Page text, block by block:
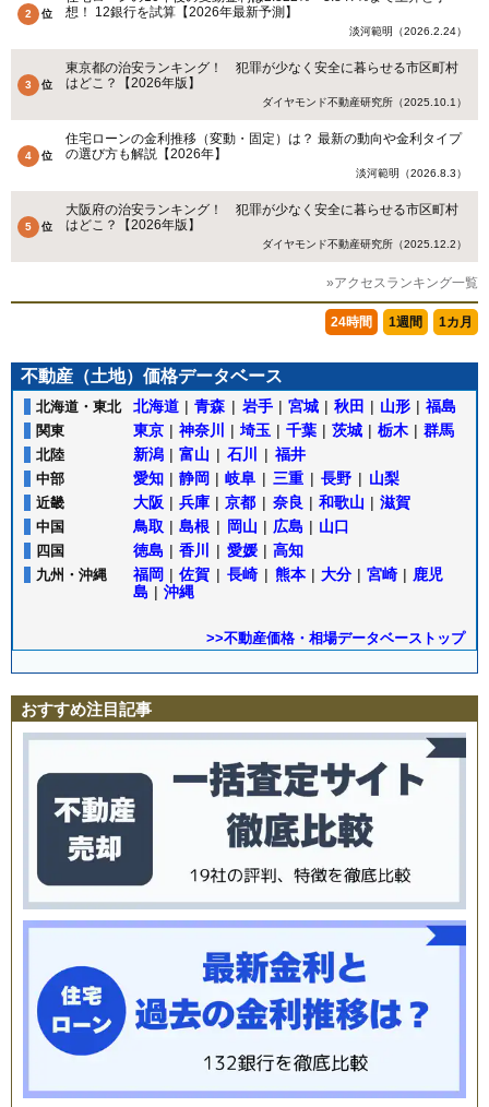
想！ 12銀行を試算【2026年最新予測】
淡河範明（2026.2.24）
東京都の治安ランキング！ 犯罪が少なく安全に暮らせる市区町村
はどこ？【2026年版】
ダイヤモンド不動産研究所（2025.10.1）
住宅ローンの金利推移（変動・固定）は？ 最新の動向や金利タイプ
の選び方も解説【2026年】
淡河範明（2026.8.3）
大阪府の治安ランキング！ 犯罪が少なく安全に暮らせる市区町村
はどこ？【2026年版】
ダイヤモンド不動産研究所（2025.12.2）
»アクセスランキング一覧
24時間 1週間 1カ月
不動産（土地）価格データベース
北海道・東北 北海道 | 青森 | 岩手 | 宮城 | 秋田 | 山形 | 福島
関東 東京 | 神奈川 | 埼玉 | 千葉 | 茨城 | 栃木 | 群馬
北陸 新潟 | 富山 | 石川 | 福井
中部 愛知 | 静岡 | 岐阜 | 三重 | 長野 | 山梨
近畿 大阪 | 兵庫 | 京都 | 奈良 | 和歌山 | 滋賀
中国 鳥取 | 島根 | 岡山 | 広島 | 山口
四国 徳島 | 香川 | 愛媛 | 高知
九州・沖縄 福岡 | 佐賀 | 長崎 | 熊本 | 大分 | 宮崎 | 鹿児
島 | 沖縄
>>不動産価格・相場データベーストップ
おすすめ注目記事